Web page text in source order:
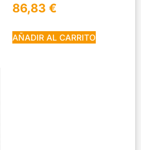
86,83 €
AÑADIR AL CARRITO